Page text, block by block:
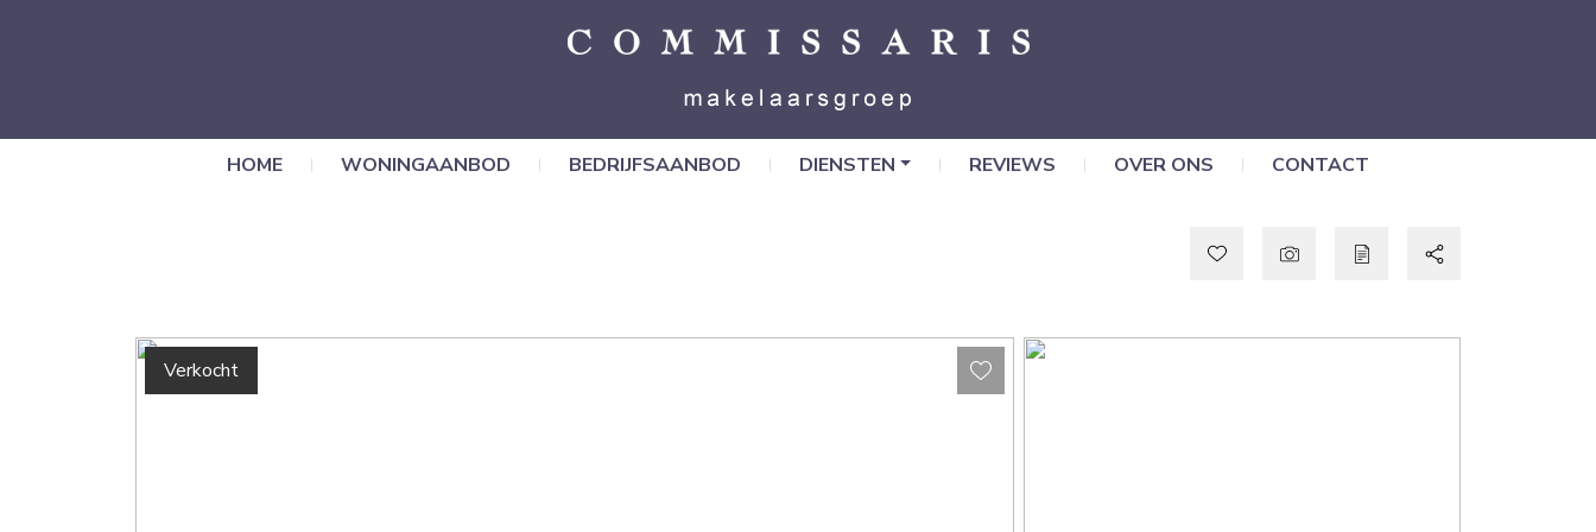
HOME WONINGAANBOD BEDRIJFSAANBOD DIENSTEN REVIEWS OVER ONS CONTACT
Verkocht